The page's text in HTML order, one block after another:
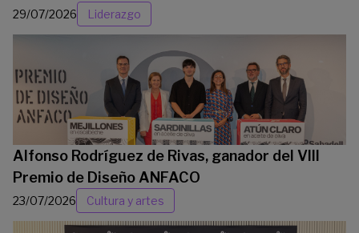
29/07/2026 Liderazgo
Alfonso Rodríguez de Rivas, ganador del VIII
Premio de Diseño ANFACO
23/07/2026 Cultura y artes